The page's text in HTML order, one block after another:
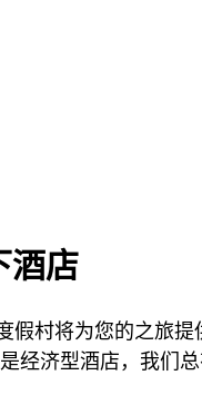
酒店
村将为您的之旅提
经济型酒店，我们